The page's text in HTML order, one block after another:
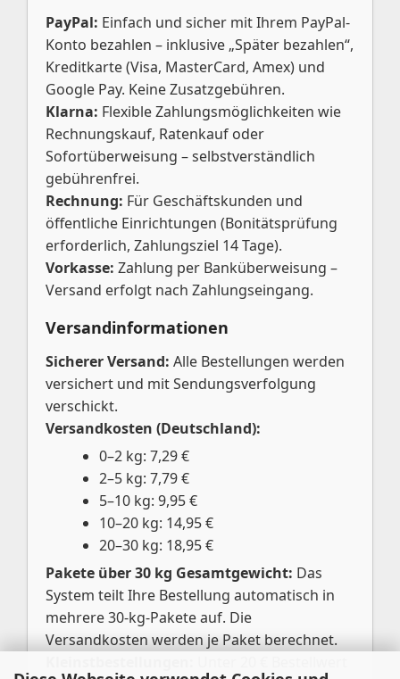
PayPal: Einfach und sicher mit Ihrem PayPal-
Konto bezahlen – inklusive „Später bezahlen“,
Kreditkarte (Visa, MasterCard, Amex) und
Google Pay. Keine Zusatzgebühren.
Klarna: Flexible Zahlungsmöglichkeiten wie
Rechnungskauf, Ratenkauf oder
Sofortüberweisung – selbstverständlich
gebührenfrei.
Rechnung: Für Geschäftskunden und
öffentliche Einrichtungen (Bonitätsprüfung
erforderlich, Zahlungsziel 14 Tage).
Vorkasse: Zahlung per Banküberweisung –
Versand erfolgt nach Zahlungseingang.
Versandinformationen
Sicherer Versand: Alle Bestellungen werden
versichert und mit Sendungsverfolgung
verschickt.
Versandkosten (Deutschland):
0–2 kg: 7,29 €
2–5 kg: 7,79 €
5–10 kg: 9,95 €
10–20 kg: 14,95 €
20–30 kg: 18,95 €
Pakete über 30 kg Gesamtgewicht: Das
System teilt Ihre Bestellung automatisch in
mehrere 30-kg-Pakete auf. Die
Versandkosten werden je Paket berechnet.